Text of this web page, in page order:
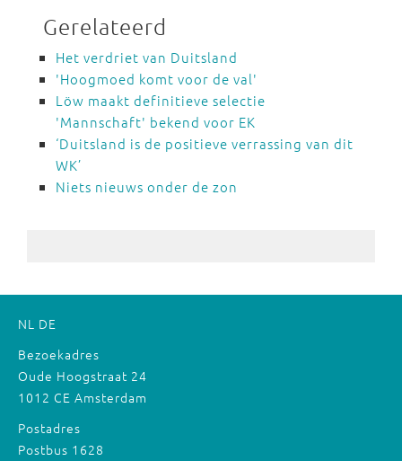
Gerelateerd
Het verdriet van Duitsland
'Hoogmoed komt voor de val'
Löw maakt definitieve selectie
'Mannschaft' bekend voor EK
‘Duitsland is de positieve verrassing van dit
WK’
Niets nieuws onder de zon
NL DE
Bezoekadres
Oude Hoogstraat 24
1012 CE Amsterdam
Postadres
Postbus 1628